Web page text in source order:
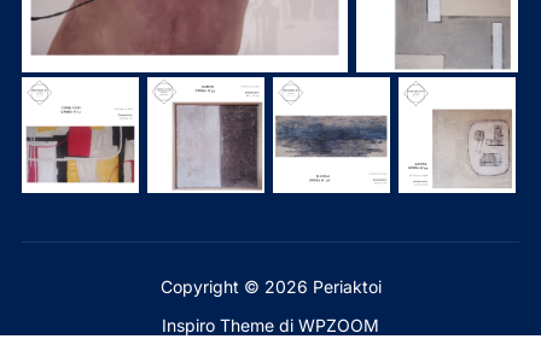
Copyright © 2026 Periaktoi
Inspiro Theme di WPZOOM